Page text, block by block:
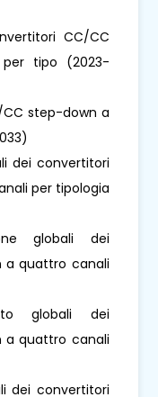
CC/CC
tipo (2023-
CC step-down a
dei convertitori
per tipologia
globali dei
a quattro canali
globali dei
a quattro canali
dei convertitori